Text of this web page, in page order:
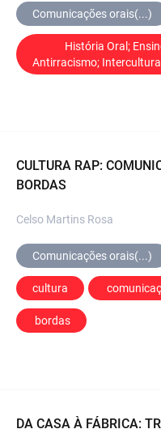
Comunicações orais(...)
História Oral;
Antirracismo;
CULTURA RAP:
BORDAS
Celso Martins Rosa
Comunicações orais(...)
cultura
bordas
DA CASA À FÁBRICA: